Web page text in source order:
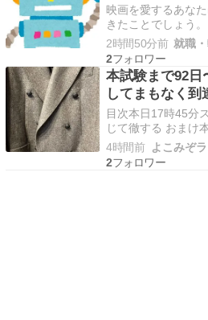
映画を愛するあな
きたことでしょう
く、ジャンルによ
す。中級者として
と思っているあな
ることは重要なス
ション、ドラマ、
2時間50分前 就職
2
本試験まで92日
してまもなく到
目次本日17時45分
じて徹する おまけ
もぜひご覧下さい
行政書士法道場今
た方も、最新の行
4時間前 よこみぞ
2